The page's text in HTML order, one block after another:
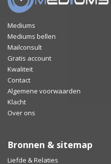
Mediums
Mediums bellen
Mailconsult
Gratis account
Kwaliteit
Contact
Algemene voorwaarden
Klacht
Over ons
Bronnen & sitemap
Liefde & Relaties